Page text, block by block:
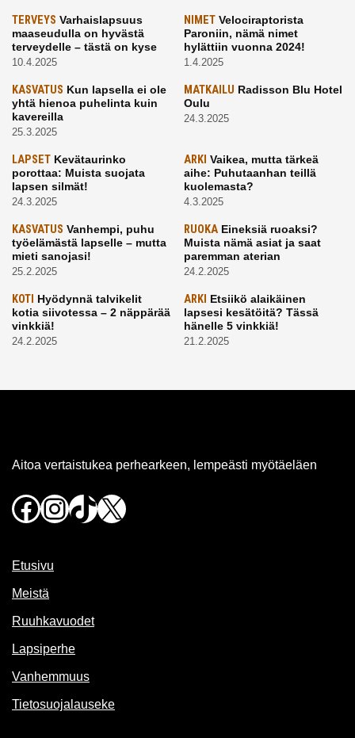
TERVEYS Varhaislapsuus
maaseudulla on hyvästä
terveydelle – tästä on kyse
10.4.2025
NIMETVelociraptorista
Paroniin, nämä nimet
hylättiin vuonna 2024!
1.4.2025
KASVATUS Kun lapsella ei ole
yhtä hienoa puhelinta kuin
kavereilla
25.3.2025
MATKAILU Radisson Blu Hotel
Oulu
24.3.2025
LAPSET Kevätaurinko
porottaa: Muista suojata
lapsen silmät!
24.3.2025
ARKI Vaikea, mutta tärkeä
aihe: Puhutaanhan teillä
kuolemasta?
4.3.2025
KASVATUS Vanhempi, puhu
työelämästä lapselle – mutta
mieti sanojasi!
25.2.2025
RUOKAEineksiä ruoaksi?
Muista nämä asiat ja saat
paremman aterian
24.2.2025
KOTI Hyödynnä talvikelit
kotia siivotessa – 2 näppärää
vinkkiä!
24.2.2025
ARKI Etsiikö alaikäinen
lapsesi kesätöitä? Tässä
hänelle 5 vinkkiä!
21.2.2025
Aitoa vertaistukea perhearkeen, lempeästi myötäeläen
Facebook
Instagram
TikTok
X
Etusivu
Meistä
Ruuhkavuodet
Lapsiperhe
Vanhemmuus
Tietosuojalauseke